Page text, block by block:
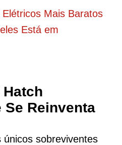
Mais Baratos
Está em
Se Reinventa
únicos sobreviventes